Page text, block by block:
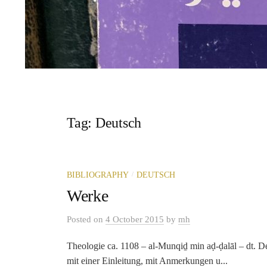
Tag: Deutsch
BIBLIOGRAPHY / DEUTSCH
Werke
Posted on 4 October 2015 by mh
Theologie ca. 1108 – al-Munqiḏ min aḍ-ḍalāl – dt.
mit einer Einleitung, mit Anmerkungen u...